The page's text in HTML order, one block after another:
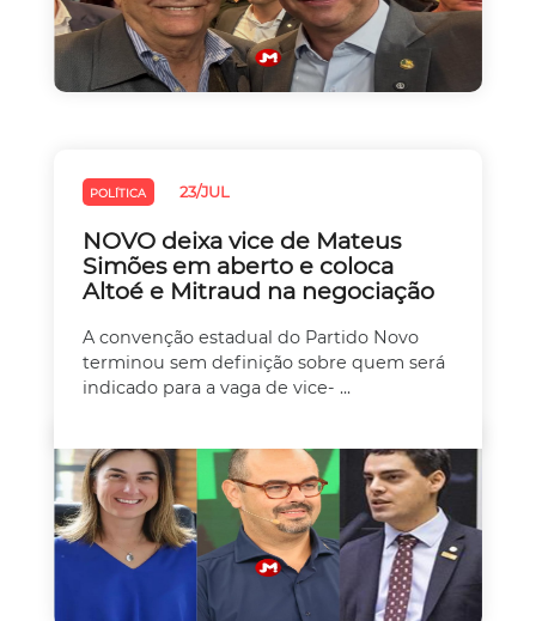
POLÍTICA 23/JUL
NOVO deixa vice de Mateus
Simões em aberto e coloca
Altoé e Mitraud na negociação
A convenção estadual do Partido Novo
terminou sem definição sobre quem será
indicado para a vaga de vice- ...